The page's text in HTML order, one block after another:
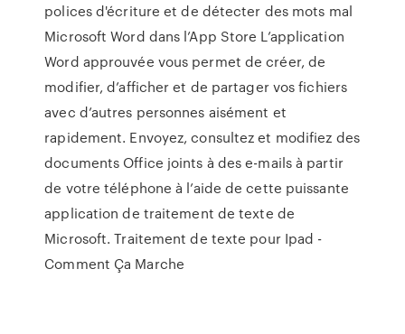
polices d'écriture et de détecter des mots mal
‎Microsoft Word dans l’App Store L’application
Word approuvée vous permet de créer, de
modifier, d’afficher et de partager vos fichiers
avec d’autres personnes aisément et
rapidement. Envoyez, consultez et modifiez des
documents Office joints à des e-mails à partir
de votre téléphone à l’aide de cette puissante
application de traitement de texte de
Microsoft. Traitement de texte pour Ipad -
Comment Ça Marche